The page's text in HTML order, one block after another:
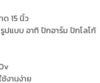
15 นิ้ว
แบบ อาทิ ปักอาร์ม ปักโลโก้
งานง่าย